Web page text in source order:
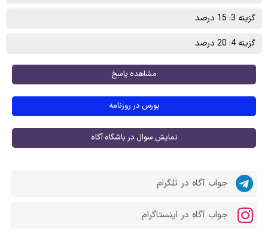
گزینه 3: 15 درصد
گزینه 4: 20 درصد
مشاهده پاسخ
بورس در روزنامه
نمایش سوال در باشگاه آگاه
جواب آگاه در تلگرام
جواب آگاه در اینستاگرام